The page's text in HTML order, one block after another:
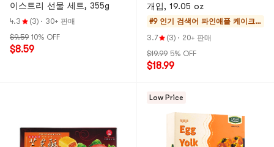
이스트리 선물 세트, 355g
4.3 (3) · 30+ 판매
$9.59 10% OFF
$8.59
개입, 19.05 oz
#9 인기 검색어 파인애플 케이크 &
모찌
3.7 (3) · 20+ 판매
$19.99 5% OFF
$18.99
Low Price